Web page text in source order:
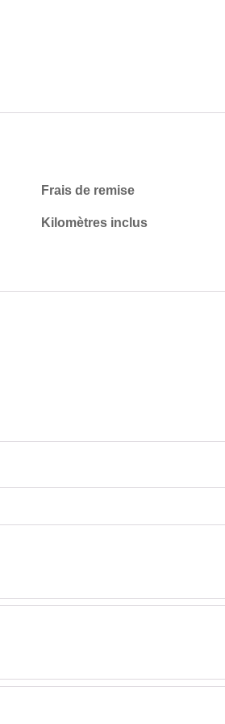
Frais de remise
Kilomètres inclus